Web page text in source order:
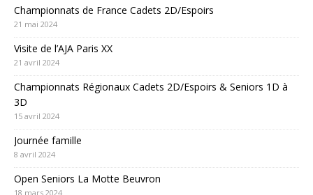
Championnats de France Cadets 2D/Espoirs
21 mai 2024
Visite de l’AJA Paris XX
21 avril 2024
Championnats Régionaux Cadets 2D/Espoirs & Seniors 1D à
3D
15 avril 2024
Journée famille
8 avril 2024
Open Seniors La Motte Beuvron
18 mars 2024